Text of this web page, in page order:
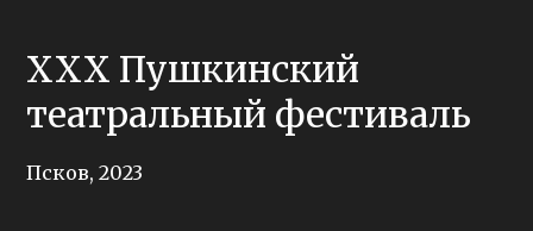
XXX Пушкинский
театральный фестиваль
Псков, 2023